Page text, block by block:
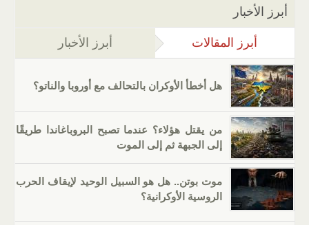
أبرز الأخبار
أبرز المقالات (علامة التبويب النشطة)
أبرز الأخبار
هل أخطأ الأوكران بالتحالف مع أوروبا والناتو؟
من يقتل هؤلاء؟ عندما تصبح البروباغاندا طريقًا
إلى الجبهة ثم إلى الموت
موت بوتن.. هل هو السبيل الوحيد لإيقاف الحرب
الروسية الأوكرانية؟